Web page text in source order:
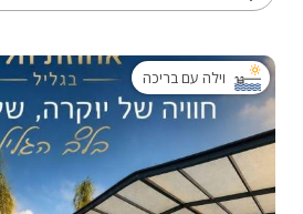
וילה עם בריכה